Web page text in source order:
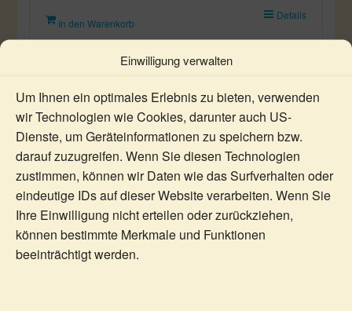
Einwilligung verwalten
Um Ihnen ein optimales Erlebnis zu bieten, verwenden
wir Technologien wie Cookies, darunter auch US-
Dienste, um Geräteinformationen zu speichern bzw.
darauf zuzugreifen. Wenn Sie diesen Technologien
zustimmen, können wir Daten wie das Surfverhalten oder
eindeutige IDs auf dieser Website verarbeiten. Wenn Sie
Ihre Einwilligung nicht erteilen oder zurückziehen,
können bestimmte Merkmale und Funktionen
beeinträchtigt werden.
In den Warenkorb
Details